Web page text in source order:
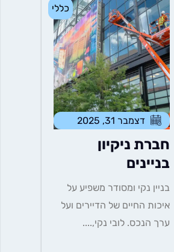
כללי
דצמבר 31, 2025
חברת ניקיון
בניינים
בניין נקי ומסודר משפיע על
איכות החיים של הדיירים ועל
ערך הנכס. לובי נקי,....